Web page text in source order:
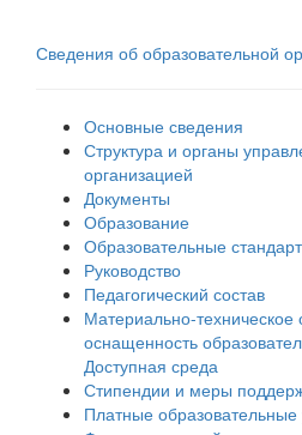
Сведения об образовательной
Основные сведения
Структура и органы
организацией
Документы
Образование
Образовательные
Руководство
Педагогический состав
Материально-техническое
оснащенность
Доступная среда
Стипендии и меры
Платные образовательные